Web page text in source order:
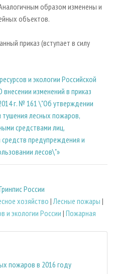
образом изменены и
объектов.
приказ (вступает в силу
и экологии Российской
изменений в приказ
г. № 161 \"Об утверждении
лесных пожаров,
средствами лиц,
предупреждения и
лесов\"»
России
хозяйство |Лесные пожары |
и экологии России | Пожарная
пожаров в 2016 году